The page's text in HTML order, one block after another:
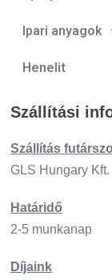
Ipari anyagok
Henelit
Szállítási
Szállítás futárszo
GLS Hungary Kft.
Határidő
2-5 munkanap
Díjaink